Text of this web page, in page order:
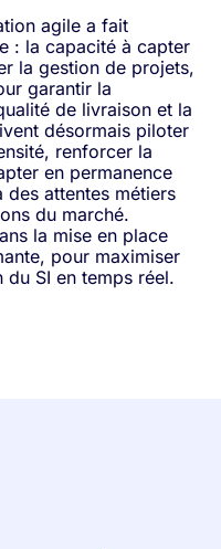
agile a fait
: la capacité à capter
la gestion de projets,
garantir la
de livraison et la
désormais piloter
renforcer la
en permanence
attentes métiers
du marché.
la mise en place
pour maximiser
du SI en temps réel.